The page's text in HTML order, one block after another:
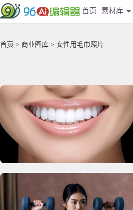
首页 素材库
首页 > 商业图库 > 女性用毛巾照片